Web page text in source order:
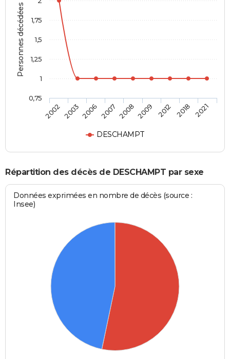
Personnes décédées
DESCHAMPT
2002 20032006 2007 20082009 2012 2018 2021
0,75
1
1,25
1,5
1,75
Répartition des décès de DESCHAMPT par sexe
Données exprimées en nombre de décès (source :
Insee)